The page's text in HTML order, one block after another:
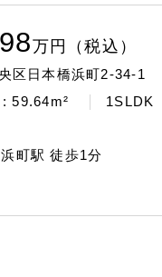
万 円（税込）
区日本橋浜町2-34-1
59.64m²
1SLDK
町駅 徒歩1分